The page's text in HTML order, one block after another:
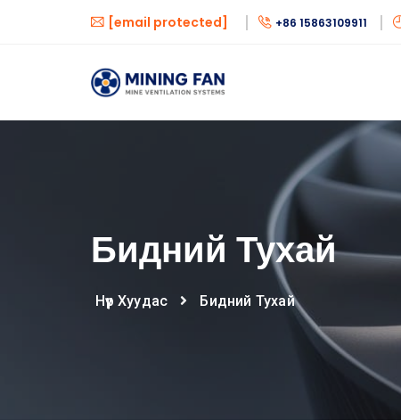
[email protected] +86 15863109911
Бидний Тухай
Нүүр Хуудас Бидний Тухай